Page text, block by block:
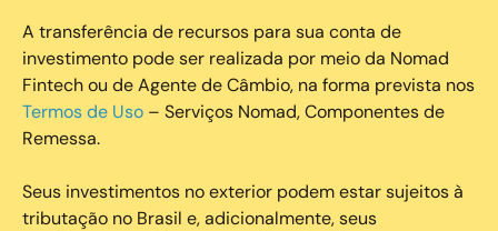
A transferência de recursos para sua conta de
investimento pode ser realizada por meio da Nomad
Fintech ou de Agente de Câmbio, na forma prevista nos
Termos de Uso – Serviços Nomad, Componentes de
Remessa.
Seus investimentos no exterior podem estar sujeitos à
tributação no Brasil e, adicionalmente, seus